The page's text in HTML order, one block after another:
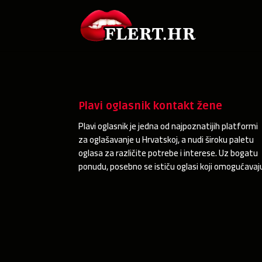
Plavi oglasnik kontakt žene
Plavi oglasnik je jedna od najpoznatijih platformi
za oglašavanje u Hrvatskoj, a nudi široku paletu
oglasa za različite potrebe i interese. Uz bogatu
ponudu, posebno se ističu oglasi koji